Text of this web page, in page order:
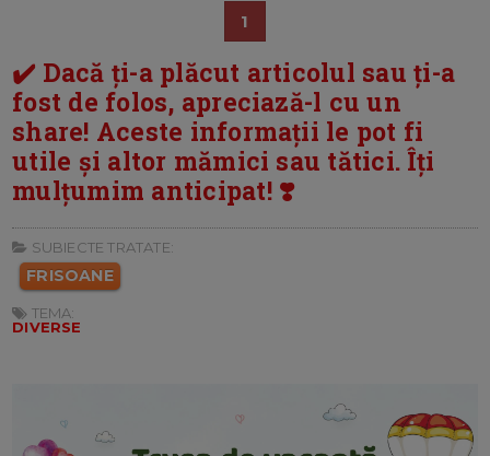
1
✔️ Dacă ți-a plăcut articolul sau ți-a
fost de folos, apreciază-l cu un
share! Aceste informații le pot fi
utile și altor mămici sau tătici. Îți
mulțumim anticipat! ❣️
SUBIECTE TRATATE:
FRISOANE
TEMA:
DIVERSE